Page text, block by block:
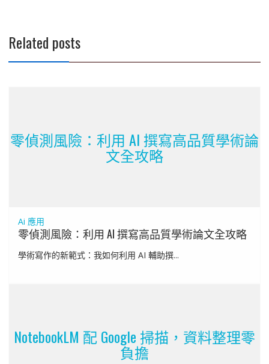
Related posts
零偵測風險：利用 AI 撰寫高品質學術論
文全攻略
Ai 應用
零偵測風險：利用 AI 撰寫高品質學術論文全攻略
學術寫作的新範式：我如何利用 AI 輔助撰...
NotebookLM 配 Google 掃描，資料整理零
負擔